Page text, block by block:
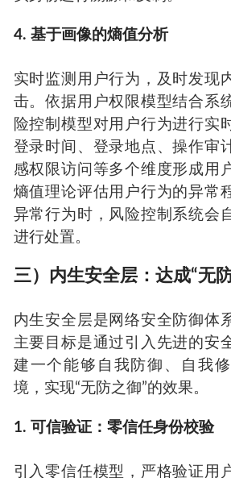
4. 基于画像的熵值分析
实时监测用户行为，及时发现
击。依据用户权限模型结合系
险控制模型对用户行为进行实
登录时间、登录地点、操作审
感权限访问等多个维度形成用
熵值理论评估用户行为的异常
异常行为时，风险控制系统会
进行处置。
三）内生安全层：达成“无
内生安全层是网络安全防御体
主要目标是通过引入先进的安
建一个能够自我防御、自我
境，实现“无防之御”的效果。
1. 可信验证：零信任身份校验
引入零信任模型，严格验证用